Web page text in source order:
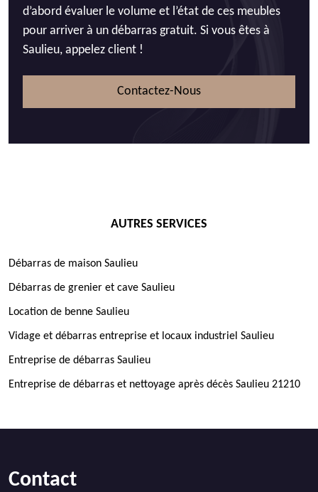
d’abord évaluer le volume et l’état de ces meubles
pour arriver à un débarras gratuit. Si vous êtes à
Saulieu, appelez client !
Contactez-Nous
AUTRES SERVICES
Débarras de maison Saulieu
Débarras de grenier et cave Saulieu
Location de benne Saulieu
Vidage et débarras entreprise et locaux industriel Saulieu
Entreprise de débarras Saulieu
Entreprise de débarras et nettoyage après décès Saulieu 21210
Contact